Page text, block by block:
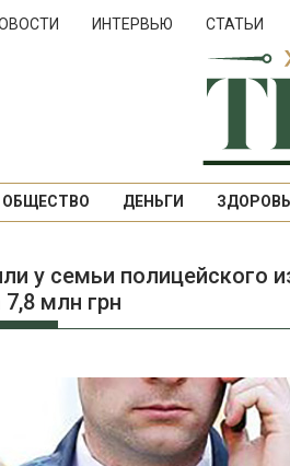
ИНТЕРВЬЮ СТАТЬИ
ОБЩЕСТВО ДЕНЬГИ
у семьи полицейского
млн грн